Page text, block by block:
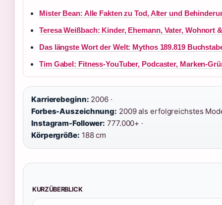
Mister Bean: Alle Fakten zu Tod, Alter und
Teresa Weißbach: Kinder, Ehemann, Vater, Wohnort
Das längste Wort der Welt: Mythos 189.819
Tim Gabel: Fitness-YouTuber, Podcaster, Marken-
Karrierebeginn: 2006 ·
Forbes-Auszeichnung: 2009 als erfolgreichstes
Instagram-Follower: 777.000+ ·
Körpergröße: 188 cm
KURZÜBERBLICK